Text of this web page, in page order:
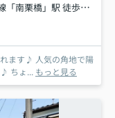
南栗橋」駅 徒歩57分
角地で陽
当たり・風通し良好！開放感のあるお土地です♪ ちょ... もっと見る